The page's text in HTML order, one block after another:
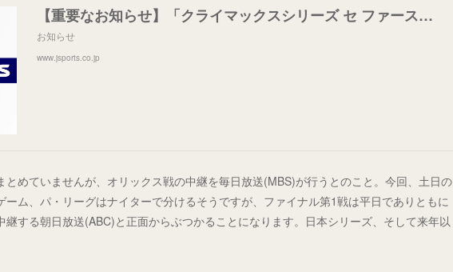
【重要なお知らせ】「クライマックスシリーズ セ ファーストステージ」ご視聴に関するお願い | J SPORTS 総合サイト【公式】
お知らせ
www.jsports.co.jp
とめていませんが、オリックス戦の中継を毎日放送(MBS)が行うとのこと。今回、土日の
ーム、パ・リーグはナイターで分けるそうですが、ファイナル第1戦は平日でありともに
継する朝日放送(ABC)と正面からぶつかることになります。日本シリーズ、そして来年以